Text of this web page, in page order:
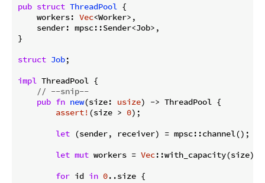
pub struct ThreadPool {
    workers:
Vec<Worker>,
    sender: mpsc::Sender<Job>,
}
struct Job;
impl ThreadPool {
// --snip--
pub fn new(size: usize) -> ThreadPool {
assert! (size > 0);
let (sender, receiver) = mpsc::channel();
let mut workers = Vec::with_capacity(size);
for id in 0..size {